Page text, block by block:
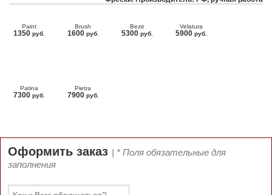
Paint
1350 руб.
Brush
1600 руб.
Beze
5300 руб.
Velatura
5900 руб.
Patina
7300 руб.
Pietra
7900 руб.
Оформить заказ | * Поля обязательные для
заполнения